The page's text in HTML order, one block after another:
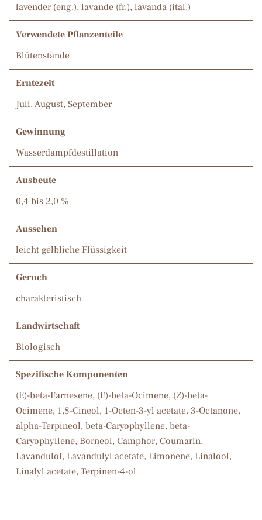
lavender (eng.), lavande (fr.), lavanda (ital.)
Verwendete Pflanzenteile
Blütenstände
Erntezeit
Juli, August, September
Gewinnung
Wasserdampfdestillation
Ausbeute
0,4 bis 2,0 %
Aussehen
leicht gelbliche Flüssigkeit
Geruch
charakteristisch
Landwirtschaft
Biologisch
Spezifische Komponenten
(E)-beta-Farnesene, (E)-beta-Ocimene, (Z)-beta-
Ocimene, 1,8-Cineol, 1-Octen-3-yl acetate, 3-Octanone,
alpha-Terpineol, beta-Caryophyllene, beta-
Caryophyllene, Borneol, Camphor, Coumarin,
Lavandulol, Lavandulyl acetate, Limonene, Linalool,
Linalyl acetate, Terpinen-4-ol